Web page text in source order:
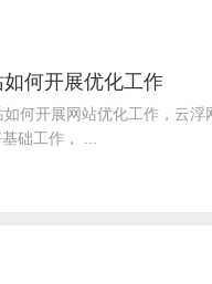
何开展优化工作
何开展网站优化工作，云浮
础工作， ...